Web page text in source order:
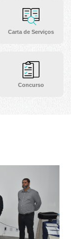
Carta de Serviços
Concurso